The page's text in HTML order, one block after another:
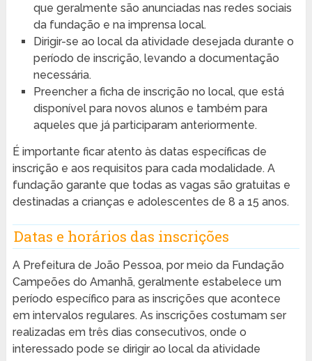
que geralmente são anunciadas nas redes sociais
da fundação e na imprensa local.
Dirigir-se ao local da atividade desejada durante o
período de inscrição, levando a documentação
necessária.
Preencher a ficha de inscrição no local, que está
disponível para novos alunos e também para
aqueles que já participaram anteriormente.
É importante ficar atento às datas específicas de
inscrição e aos requisitos para cada modalidade. A
fundação garante que todas as vagas são gratuitas e
destinadas a crianças e adolescentes de 8 a 15 anos.
Datas e horários das inscrições
A Prefeitura de João Pessoa, por meio da Fundação
Campeões do Amanhã, geralmente estabelece um
período específico para as inscrições que acontece
em intervalos regulares. As inscrições costumam ser
realizadas em três dias consecutivos, onde o
interessado pode se dirigir ao local da atividade